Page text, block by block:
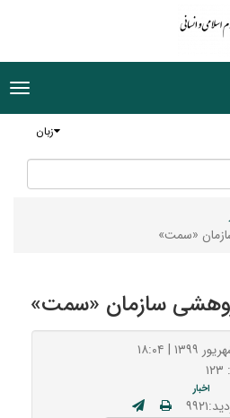
زبان
«سمت»
سازمان «سمت»
اخبار